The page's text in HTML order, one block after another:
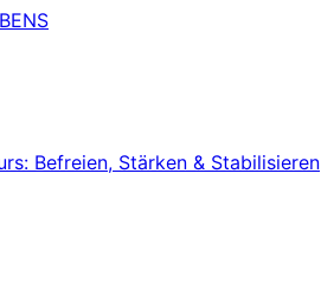
Befreien, Stärken & Stabilisieren